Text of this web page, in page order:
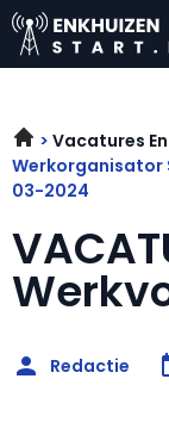
Vacatures
Werkorganisator
03-2024
Redactie